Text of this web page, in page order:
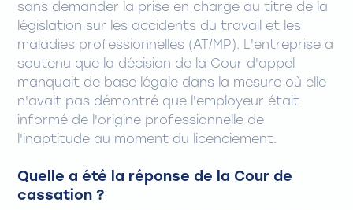
sans demander la prise en charge au titre de la
législation sur les accidents du travail et les
maladies professionnelles (AT/MP). L'entreprise a
soutenu que la décision de la Cour d'appel
manquait de base légale dans la mesure où elle
n'avait pas démontré que l'employeur était
informé de l'origine professionnelle de
l'inaptitude au moment du licenciement.
Quelle a été la réponse de la Cour de
cassation ?